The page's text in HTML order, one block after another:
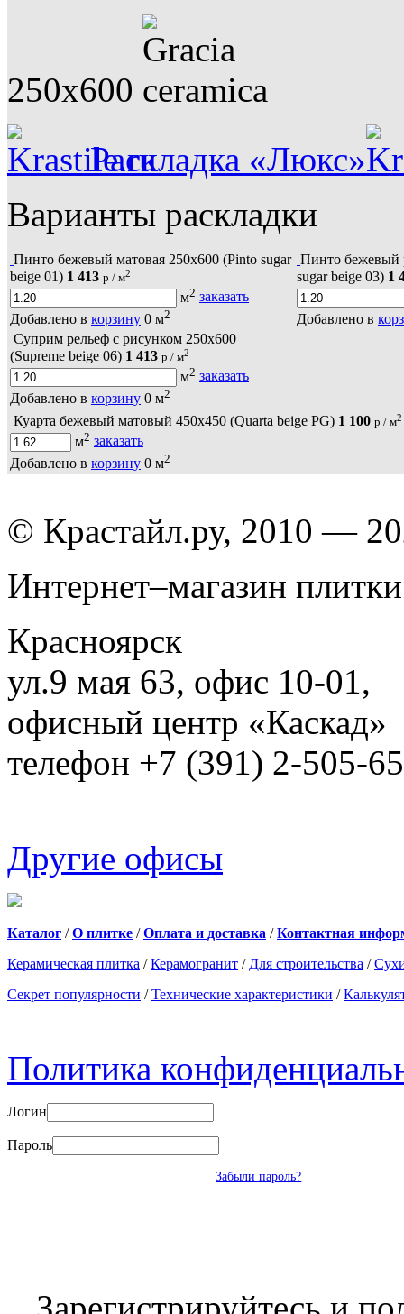
250x600
Раскладка «Люкс»
Варианты раскладки
Пинто бежевый матовая 250х600 (Pinto sugar
beige 01) 1 413 р / м2
м2 заказать
Добавлено в корзину 0 м2
Пинто бежевый
sugar beige 03) 1
Добавлено в
Суприм рельеф с рисунком 250х600
(Supreme beige 06) 1 413 р / м2
м2 заказать
Добавлено в корзину 0 м2
Куарта бежевый матовый 450х450 (Quarta beige PG) 1 100 р / м2
м2 заказать
Добавлено в корзину 0 м2
© Крастайл.ру, 2010 —
Интернет–магазин
Красноярск
ул.9 мая 63, офис 10-01,
офисный центр «Каскад»
телефон +7 (391) 2-505-
Другие офисы
Каталог /О плитке /Оплата и доставка /Контактная
Керамическая плитка /Керамогранит / Для строительства /
Секрет популярности /Технические характеристики /
Политика
Логин
Пароль
Забыли пароль?